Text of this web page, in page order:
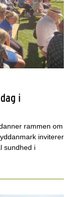
i
rammen om
inviterer
sundhed i